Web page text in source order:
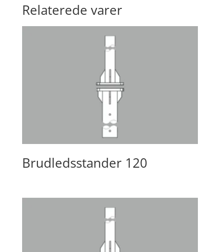
Relaterede varer
Brudledsstander 120